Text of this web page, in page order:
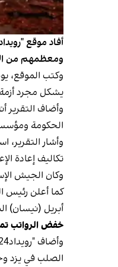
ومعظمهم من
يشكل مجرد
وأضاف التقرير
الحكومة
وأشار
تكاليف إعادة
وكان الجيش الإسرائيلي قد استهدف في 27 مارس (آذار)
كما أعلن رئيس
أبريل (نيسان) الماضي أن 70 في المائة من القدرة
خفض الرواتب
الصلب في يزد